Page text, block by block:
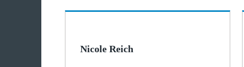
Nicole Reich